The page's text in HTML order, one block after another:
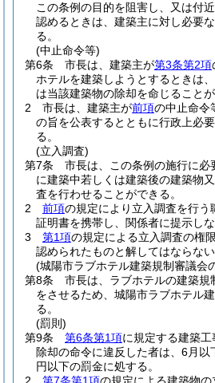
この条例の目的を阻害し、又は付
認めるときは、建築主に対し必要
る。
(中止命令等)
第6条
市長は、建築主が第3条第2項
ホテルを建築しようとするときは
は当該建築物の除却を命じることが
2
市長は、建築主が前項の中止命令
の旨を公表するとともに行政上必
る。
(立入調査)
第7条
市長は、この条例の施行に必
に建築中若しくは建築後の建築物
査を行わせることができる。
2
前項の規定により立入調査を行う
証明書を携帯し、関係者に提示しな
3
第1項の規定による立入調査の権
認められたものと解してはならない
(城陽市ラブホテル建築規制審議会
第8条
市長は、ラブホテルの建築規
をさせるため、城陽市ラブホテル
る。
(罰則)
第9条
第6条第1項に規定する建築
除却の命令に違反した者は、6月
円以下の罰金に処する。